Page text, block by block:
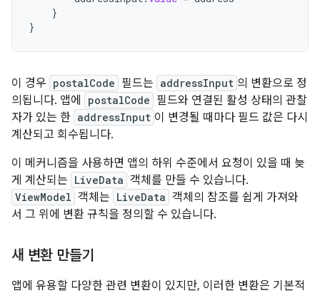
}
}
이 경우 postalCode 필드는 addressInput 의 변환으로 정
의됩니다. 앱에
postalCode 필드와 연결된 활성 상태의 관찰
자가 있는 한 addressInput 이 변경될 때마다 필드 값은 다시
계산되고 회수됩니다.
이 메커니즘을 사용하면 앱의 하위 수준에서 요청이 있을 때 늦
게 계산되는 LiveData 객체를 만들 수 있습니다.
ViewModel 객체는 LiveData 객체의 참조를 쉽게 가져와
서 그 위에 변환 규칙을 정의할 수 있습니다.
새 변환 만들기
앱에 유용할 다양한 관련 변환이 있지만, 이러한 변환은 기본적